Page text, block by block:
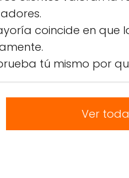
coincide en que
tú mismo por
Ver